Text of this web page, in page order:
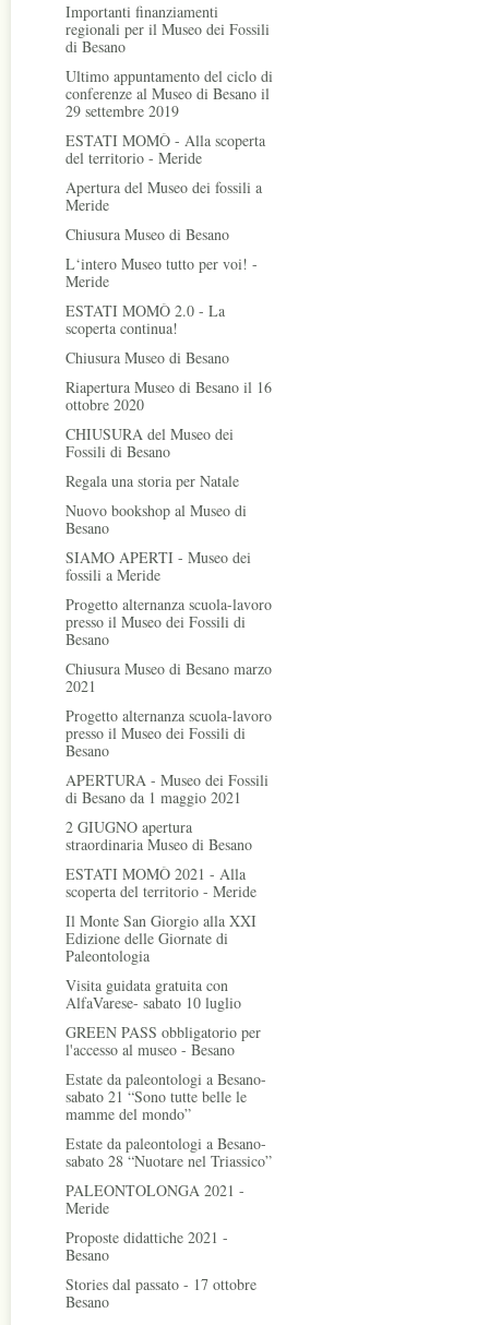
Importanti finanziamenti
regionali per il Museo dei Fossili
di Besano
Ultimo appuntamento del ciclo di
conferenze al Museo di Besano il
29 settembre 2019
ESTATI MOMÒ - Alla scoperta
del territorio - Meride
Apertura del Museo dei fossili a
Meride
Chiusura Museo di Besano
L‘intero Museo tutto per voi! -
Meride
ESTATI MOMÒ 2.0 - La
scoperta continua!
Chiusura Museo di Besano
Riapertura Museo di Besano il 16
ottobre 2020
CHIUSURA del Museo dei
Fossili di Besano
Regala una storia per Natale
Nuovo bookshop al Museo di
Besano
SIAMO APERTI - Museo dei
fossili a Meride
Progetto alternanza scuola-lavoro
presso il Museo dei Fossili di
Besano
Chiusura Museo di Besano marzo
2021
Progetto alternanza scuola-lavoro
presso il Museo dei Fossili di
Besano
APERTURA - Museo dei Fossili
di Besano da 1 maggio 2021
2 GIUGNO apertura
straordinaria Museo di Besano
ESTATI MOMÒ 2021 - Alla
scoperta del territorio - Meride
Il Monte San Giorgio alla XXI
Edizione delle Giornate di
Paleontologia
Visita guidata gratuita con
AlfaVarese- sabato 10 luglio
GREEN PASS obbligatorio per
l'accesso al museo - Besano
Estate da paleontologi a Besano-
sabato 21 “Sono tutte belle le
mamme del mondo”
Estate da paleontologi a Besano-
sabato 28 “Nuotare nel Triassico”
PALEONTOLONGA 2021 -
Meride
Proposte didattiche 2021 -
Besano
Stories dal passato - 17 ottobre
Besano